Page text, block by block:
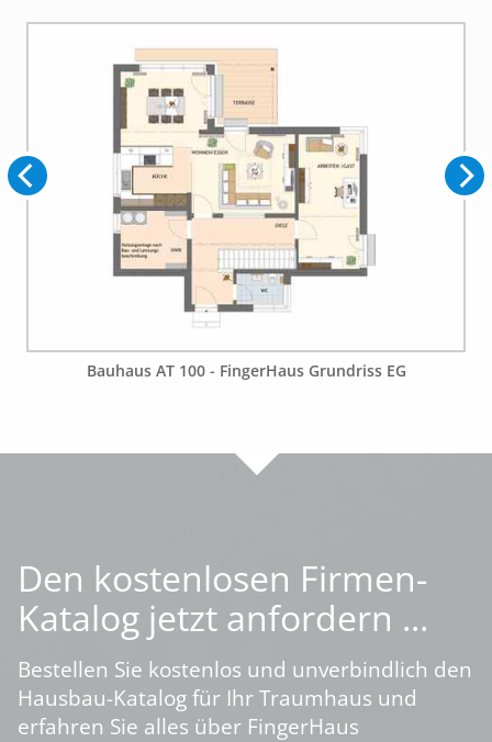
Bauhaus AT 100 - FingerHaus Grundriss EG
Den kostenlosen Firmen-
Katalog jetzt anfordern ...
Bestellen Sie kostenlos und unverbindlich den
Hausbau-Katalog für Ihr Traumhaus und
erfahren Sie alles über FingerHaus